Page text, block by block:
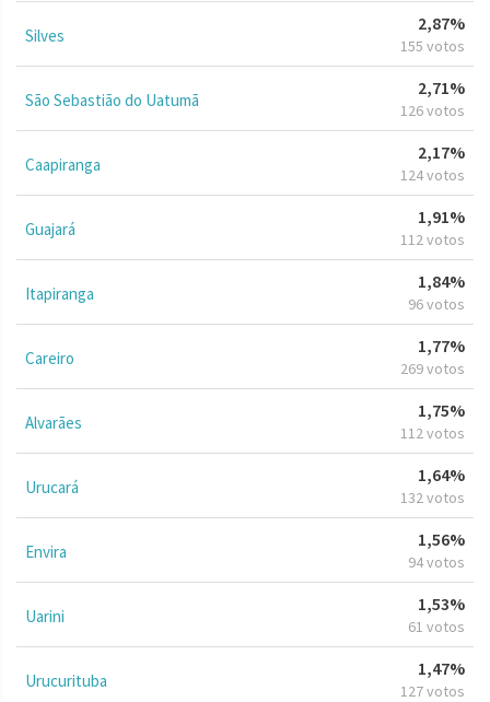
Silves
2,87%
155 votos
São Sebastião do Uatumã
2,71%
126 votos
Caapiranga
2,17%
124 votos
Guajará
1,91%
112 votos
Itapiranga
1,84%
96 votos
Careiro
1,77%
269 votos
Alvarães
1,75%
112 votos
Urucará
1,64%
132 votos
Envira
1,56%
94 votos
Uarini
1,53%
61 votos
Urucurituba
1,47%
127 votos